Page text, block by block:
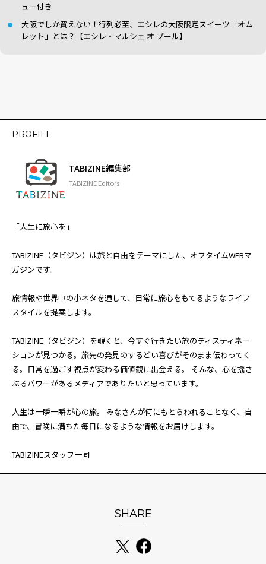
ュー付き
大阪でしか買えない！行列必至、エシレの大阪限定スイーツ「オム
レット」とは？【エシレ・マルシェ オ ブール】
PROFILE
TABIZINE編集部
TABIZINE Editors
「人生に旅心を」
TABIZINE（タビジン）は旅と自由をテーマにした、オフタイムWEBマ
ガジンです。
旅情報や世界中の小ネタを通して、日常に旅心をもてるようなライフ
スタイルを提案します。
TABIZINE（タビジン）を覗くと、今すぐ行きたい旅のディスティネー
ションが見つかる。旅先の発見のするどい喜びがそのまま伝わってく
る。日常を過ごす視点が変わる価値観に出会える。 そんな、心を揺さ
ぶるパワーがあるメディアでありたいと思っています。
人生は一瞬一瞬が心の旅。 みなさんが何にもとらわれることなく、自
由で、冒険に満ちた毎日になるような情報をお届けします。
TABIZINEスタッフ一同
SHARE